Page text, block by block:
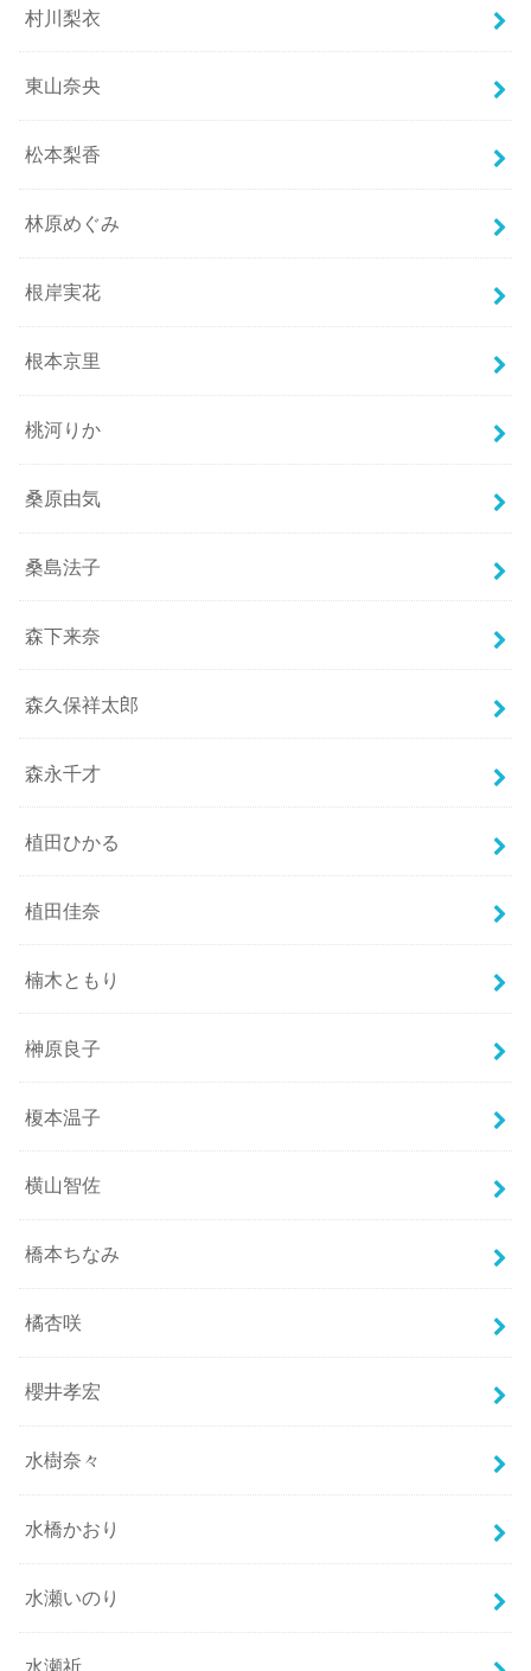
村川梨衣
東山奈央
松本梨香
林原めぐみ
根岸実花
根本京里
桃河りか
桑原由気
桑島法子
森下来奈
森久保祥太郎
森永千才
植田ひかる
植田佳奈
楠木ともり
榊原良子
榎本温子
横山智佐
橋本ちなみ
橘杏咲
櫻井孝宏
水樹奈々
水橋かおり
水瀬いのり
水瀬祈